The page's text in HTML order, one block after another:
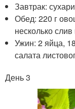
Завтрак:
Обед: 220 г
несколько
Ужин: 2 яйца,
салата
День 3